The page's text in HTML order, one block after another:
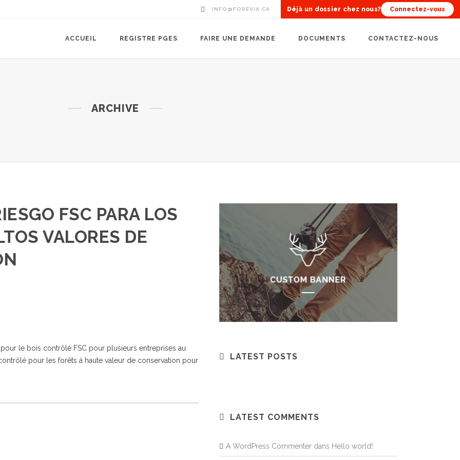
INFO@FOREVIA.CA Déjà un dossier chez nous? Connectez-vous
ACCUEIL REGISTRE PGES FAIRE UNE DEMANDE DOCUMENTS CONTACTEZ-NOUS
ARCHIVE
FSC PARA LOS
VALORES DE
le bois contrôlé FSC pour plusieurs entreprises au
pour les forêts à haute valeur de conservation pour
LATEST POSTS
LATEST COMMENTS
A WordPress Commenter dans Hello world!